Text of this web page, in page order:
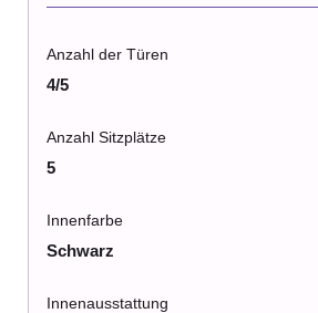
Anzahl der Türen
4/5
Anzahl Sitzplätze
5
Innenfarbe
Schwarz
Innenausstattung